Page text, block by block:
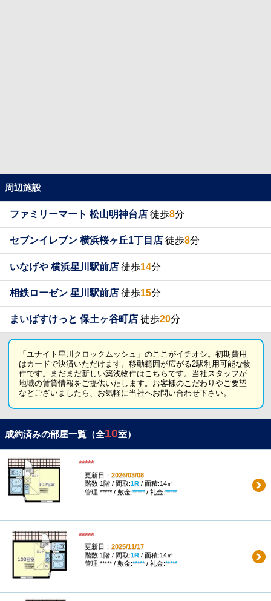
周辺施設
ファミリーマート 松山明神台店 徒歩8分
セブンイレブン 横浜桜ヶ丘1丁目店 徒歩8分
いなげや 横浜星川駅前店 徒歩14分
相鉄ローゼン 星川駅前店 徒歩15分
まいばすけっと 保土ヶ谷町店 徒歩20分
「ユナイト星川クロックムッシュ」のここがイチオシ。初期費用
はカードで決済いただけます。移動範囲が広がる2駅利用可能な物
件です。まだまだ新しい築浅物件はこちらです。当社スタッフが
地域の賃貸情報をご提供いたします。お客様のこだわりやご要望
などございましたら、お気軽に当社へお問い合わせ下さい。
成約済みの部屋一覧（全10室）
*****
更新日： 2026/03/08
階数:1階 / 間取:1R/ 面積:14㎡
管理:***** / 敷金:*****/ 礼金:*****
*****
更新日： 2025/11/17
階数:1階 / 間取:1R/ 面積:14㎡
管理:***** / 敷金:*****/ 礼金:*****